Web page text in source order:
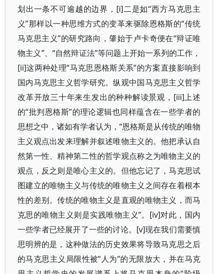
划出一条不可逾越的边界，[i]二是如“西方马克思主
义”那样以一种思维方式的变革来驱除恩格斯的“传统
马克思主义”的研究路向，肇始于卢卡奇便在“辩证唯
物主义”、“自然辩证法”等问题上开始一系列的工作，
[ii]这两种处理“马克思恩格斯关系”的方案直接影响到
国内马克思主义哲学研究。纵观中国马克思主义哲学
改革开放三十年来生发出的种种解读景观，[iii]上述
的“批判恩格斯”的理论逻辑也同样蕴含在一些学者的
思想之中，诸如有学者认为，“恩格斯是从传统的唯物
主义观点出发来理解并叙述唯物主义的。他把承认自
然第一性、精神第二性的哲学观点称之为唯物主义的
观点，反之则是唯心主义的。但他忘记了，马克思试
图建立的唯物主义与传统的唯物主义之间存在着根本
性的差别。传统的唯物主义是直观的唯物主义，而马
克思的唯物主义则是实践唯物主义”。[iv]对此，国内
一些学者已经展开了一些的讨论。[v]现在我们需要慎
思明辨的是，这种做法的历史效果将导致马克思之后
的马克思主义局限性被“人为”的无限放大，并在马克